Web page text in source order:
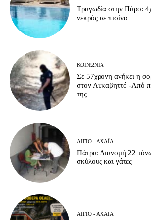
Τραγωδία στην Πάρο:
νεκρός σε πισίνα
ΚΟΙΝΩΝΊΑ
Σε 57χρονη ανήκει η
στον Λυκαβηττό -Από
της
ΑΊΓΙΟ - ΑΧΑΪ́Α
Πάτρα: Διανομή 22
σκύλους και γάτες
ΑΊΓΙΟ - ΑΧΑΪ́Α